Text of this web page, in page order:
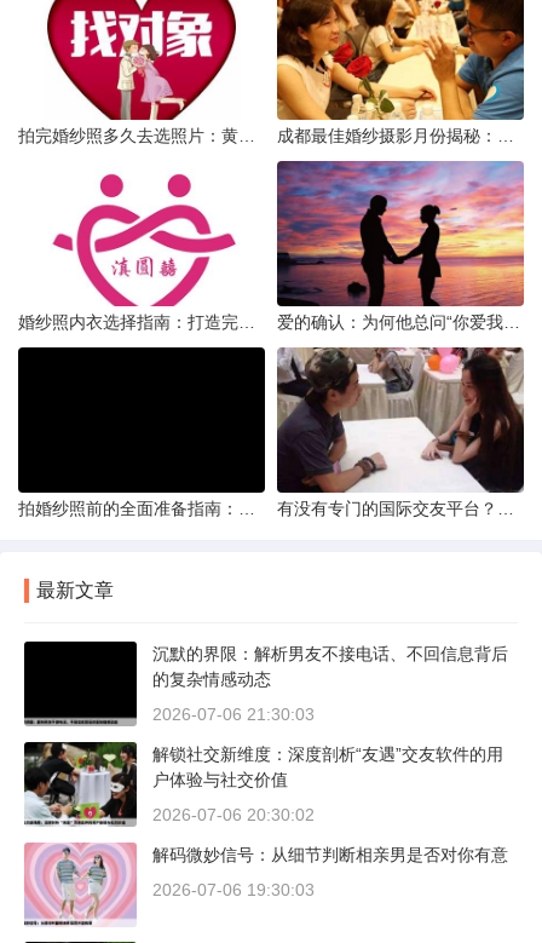
最新文章
沉默的界限：解析男友不接电话、不回信息背后
的复杂情感动态
2026-07-06 21:30:03
解锁社交新维度：深度剖析“友遇”交友软件的用
户体验与社交价值
2026-07-06 20:30:02
解码微妙信号：从细节判断相亲男是否对你有意
2026-07-06 19:30:03